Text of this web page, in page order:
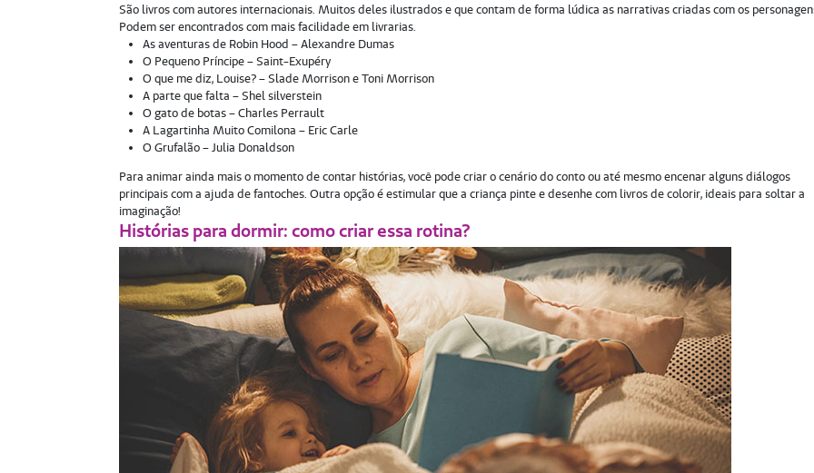
São livros com autores internacionais. Muitos deles ilustrados e que contam de forma lúdica as narrativas criadas com os
Podem ser encontrados com mais facilidade em livrarias.
As aventuras de Robin Hood – Alexandre Dumas
O Pequeno Príncipe – Saint-Exupéry
O que me diz, Louise? – Slade Morrison e Toni Morrison
A parte que falta – Shel silverstein
O gato de botas – Charles Perrault
A Lagartinha Muito Comilona – Eric Carle
O Grufalão – Julia Donaldson
Para animar ainda mais o momento de contar histórias, você pode criar o cenário do conto ou até mesmo encenar alguns diálogos
principais com a ajuda de fantoches. Outra opção é estimular que a criança pinte e desenhe com livros de colorir, ideais para soltar a
imaginação!
Histórias para dormir: como criar essa rotina?